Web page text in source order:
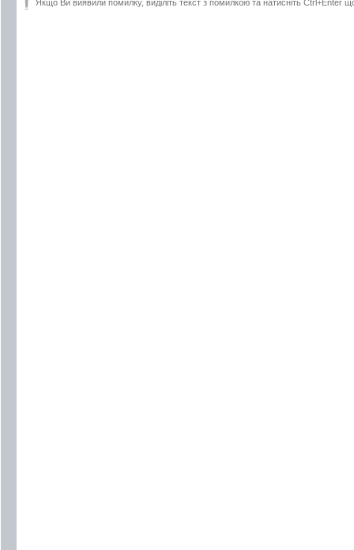
Якщо Ви виявили помилку, виділіть текст з помилкою та натисніть Ctrl+Enter